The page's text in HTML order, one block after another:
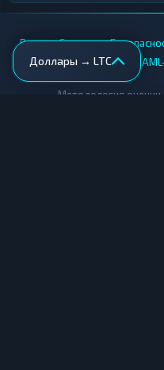
Доллары → LTC
Вики • Города •
Методология оценки